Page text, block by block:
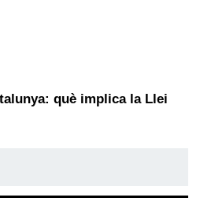
què implica la Llei